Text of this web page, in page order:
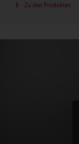
Zu den Produkten